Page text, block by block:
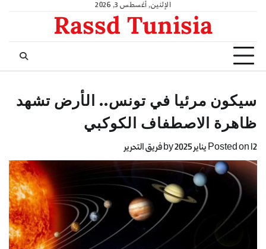
الإثنين, أغسطس 3, 2026
Rassd Tunisia
سيكون مرئيا في تونس.. الأرض تشهد
ظاهرة الاصطفاف الكوكبي
Posted on12 يناير 2025 فريق التحرير